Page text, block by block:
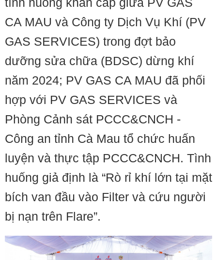
CA MAU và Công ty Dịch Vụ Khí (PV
GAS SERVICES) trong đợt bảo
dưỡng sửa chữa (BDSC) dừng khí
năm 2024; PV GAS CA MAU đã phối
hợp với PV GAS SERVICES và
Phòng Cảnh sát PCCC&CNCH -
Công an tỉnh Cà Mau tổ chức huấn
luyện và thực tập PCCC&CNCH. Tình
huống giả định là “Rò rỉ khí lớn tại mặt
bích van đầu vào Filter và cứu người
bị nạn trên Flare”.